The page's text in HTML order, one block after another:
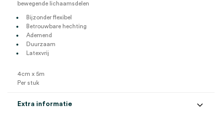
bewegende lichaamsdelen
Bijzonder flexibel
Betrouwbare hechting
Ademend
Duurzaam
Latexvrij
4cm x 5m
Per stuk
Extra informatie